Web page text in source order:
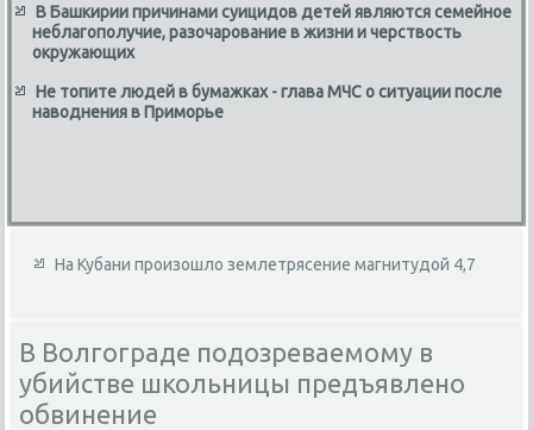
В Башкирии причинами суицидов детей являются семейное
неблагополучие, разочарование в жизни и черствость
окружающих
Не топите людей в бумажках - глава МЧС о ситуации после
наводнения в Приморье
На Кубани произошло землетрясение магнитудой 4,7
В Волгограде подозреваемому в
убийстве школьницы предъявлено
обвинение